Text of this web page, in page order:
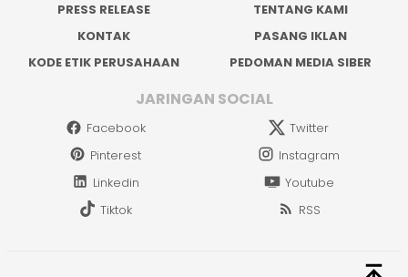
PRESS RELEASE
TENTANG KAMI
KONTAK
PASANG IKLAN
KODE ETIK PERUSAHAAN
PEDOMAN MEDIA SIBER
JARINGAN SOCIAL
Facebook
Twitter
Pinterest
Instagram
Linkedin
Youtube
Tiktok
RSS